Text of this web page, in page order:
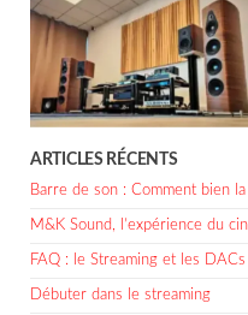
ARTICLES RÉCENTS
Barre de son : Comment bien
M&K Sound, l’expérience du
FAQ : le Streaming et les DACs
Débuter dans le streaming